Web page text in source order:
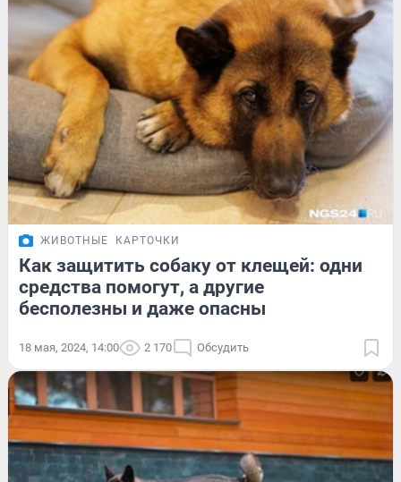
ЖИВОТНЫЕ КАРТОЧКИ
Как защитить собаку от клещей: одни
средства помогут, а другие
бесполезны и даже опасны
18 мая, 2024, 14:00 2 170 Обсудить